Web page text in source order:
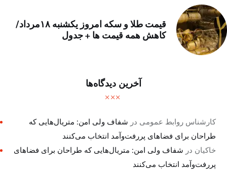
قیمت طلا و سکه امروز یکشنبه ۱۸مرداد/
کاهش همه قیمت ها + جدول
آخرین دیدگاه‌ها
کارشناس روابط عمومی در شفاف ولی امن: متریال‌هایی که
طراحان برای فضاهای پررفت‌وآمد انتخاب می‌کنند
خاکیان در شفاف ولی امن: متریال‌هایی که طراحان برای فضاهای
پررفت‌وآمد انتخاب می‌کنند